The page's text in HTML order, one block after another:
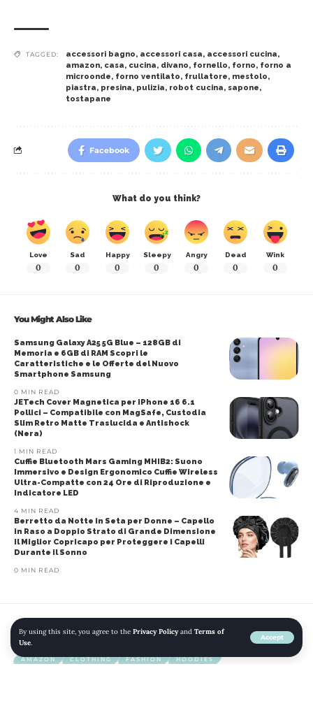
By using this site, you agree to the Privacy Policyand Terms of
Use.
Accept
TAGGED: accessori bagno, accessori casa, accessori cucina,
amazon, casa, cucina, divano, fornello, forno, forno a
microonde, forno ventilato, frullatore, mestolo,
piastra, presina, pulizia, robot cucina, sapone,
tostapane
Facebook
What do you think?
Love
0
Sad
0
Happy
0
Sleepy
0
Angry
0
Dead
0
Wink
0
You Might Also Like
Samsung Galaxy A25 5G Blue – 128GB di
Memoria e 6GB di RAM Scopri le
Caratteristiche e le Offerte del Nuovo
Smartphone Samsung
0 MIN READ
JETech Cover Magnetica per iPhone 16 6.1
Pollici – Compatibile con MagSafe, Custodia
Slim Retro Matte Traslucida e Antishock
(Nera)
1 MIN READ
Cuffie Bluetooth Mars Gaming MHIB2: Suono
Immersivo e Design Ergonomico Cuffie Wireless
Ultra-Compatte con 24 Ore di Riproduzione e
Indicatore LED
4 MIN READ
Berretto da Notte in Seta per Donne – Capello
in Raso a Doppio Strato di Grande Dimensione
Il Miglior Copricapo per Proteggere i Capelli
Durante il Sonno
0 MIN READ
Home» Blog »Hoodie Unisex: Comfort e Stile per Ogni Occasione
AMAZON CLOTHING FASHION
HOODIES